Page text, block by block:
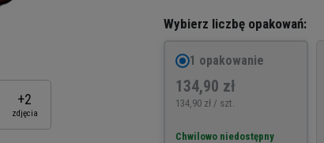
+2
zdjęcia
Wybierz liczbę opakowań:
1 opakowanie
134,90 zł
134,90 zł / szt.
Chwilowo niedostępny